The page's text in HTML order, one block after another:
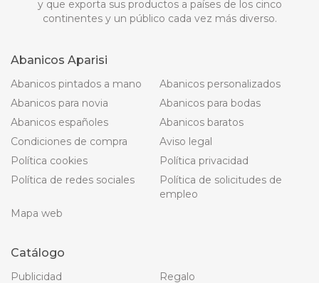
y que exporta sus productos a países de los cinco
continentes y un público cada vez más diverso.
Abanicos Aparisi
Abanicos pintados a mano
Abanicos personalizados
Abanicos para novia
Abanicos para bodas
Abanicos españoles
Abanicos baratos
Condiciones de compra
Aviso legal
Política cookies
Política privacidad
Política de redes sociales
Política de solicitudes de
empleo
Mapa web
Catálogo
Publicidad
Regalo